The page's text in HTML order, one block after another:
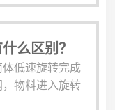
机构、挤压辊
，整体结构紧
训就可以上手
更换便捷，减
可以适应多...
么区别？
低速旋转完成
物料进入旋转
筛孔的粉末、